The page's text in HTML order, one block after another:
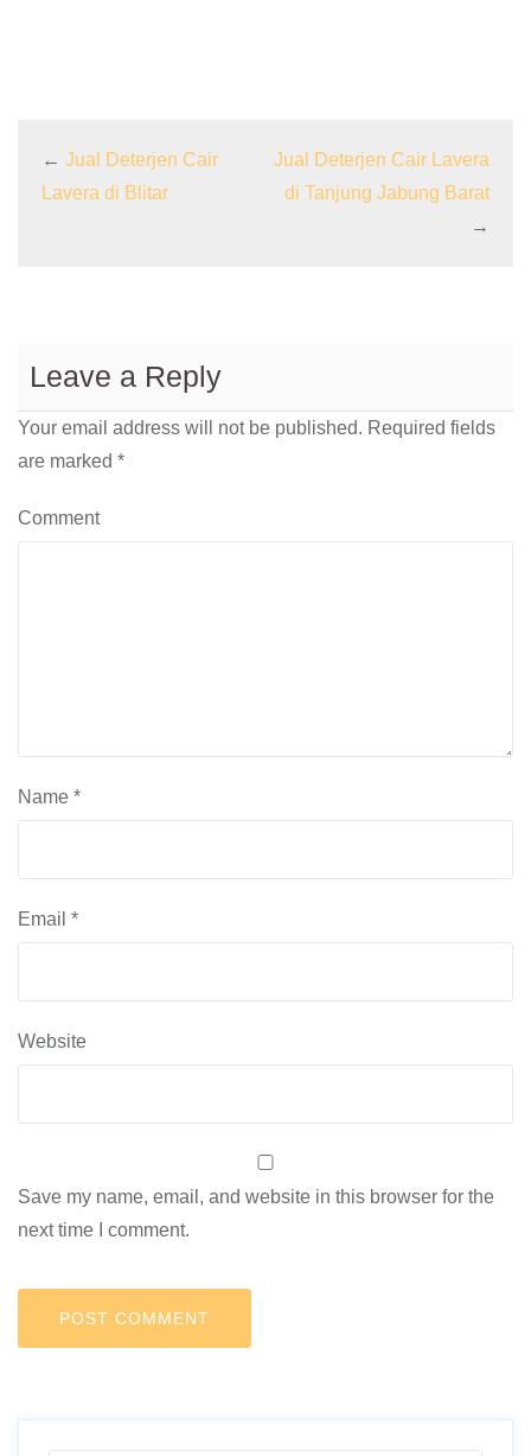
← Jual Deterjen Cair
Lavera di Blitar
Jual Deterjen Cair Lavera
di Tanjung Jabung Barat
→
Leave a Reply
Your email address will not be published. Required fields
are marked *
Comment
Name *
Email *
Website
Save my name, email, and website in this browser for the
next time I comment.